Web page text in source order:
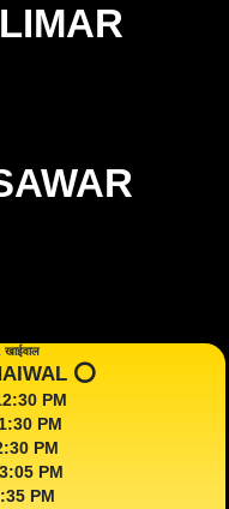
⭕️
PM
PM
PM
3:05 PM
PM